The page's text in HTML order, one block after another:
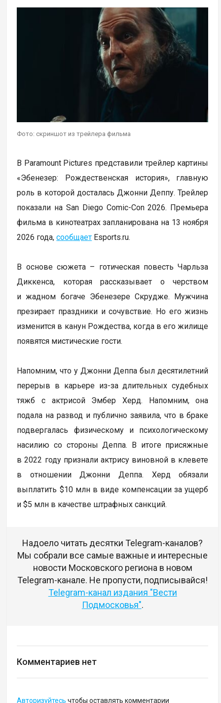
Фото: скриншот из трейлера фильма
В Paramount Pictures представили трейлер картины
«Эбенезер: Рождественская история», главную
роль в которой досталась Джонни Деппу. Трейлер
показали на San Diego Comic-Con 2026. Премьера
фильма в кинотеатрах запланирована на 13 ноября
2026 года,сообщает Еsports.ru.
В основе сюжета – готическая повесть Чарльза
Диккенса, которая рассказывает о черством
и жадном богаче Эбенезере Скрудже. Мужчина
презирает праздники и сочувствие. Но его жизнь
изменится в канун Рождества, когда в его жилище
появятся мистические гости.
Напомним, что у Джонни Деппа был десятилетний
перерыв в карьере из-за длительных судебных
тяжб с актрисой Эмбер Херд. Напомним, она
подала на развод и публично заявила, что в браке
подвергалась физическому и психологическому
насилию со стороны Деппа. В итоге присяжные
в 2022 году признали актрису виновной в клевете
в отношении Джонни Деппа. Херд обязали
выплатить $10 млн в виде компенсации за ущерб
и $5 млн в качестве штрафных санкций.
Надоело читать десятки Telegram-каналов?
Мы собрали все самые важные и интересные
новости Московского региона в новом
Telegram-канале. Не пропусти, подписывайся!
Telegram-канал издания "Вести
Подмосковья".
Комментариев нет
Авторизуйтесь чтобы оставлять комментарии